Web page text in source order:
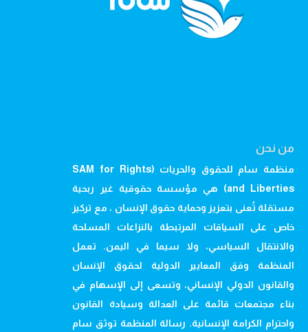
من نحن
منظمة سام للحقوق والحريات (SAM for Rights
and Liberties) هي مؤسسة حقوقية غير ربحية
مستقلة تُعنى بتعزيز وحماية حقوق الإنسان ، مع تركيز
خاص على السياقات المرتبطة بالنزاعات المسلحة
والانتقال السياسي، ولا سيما في اليمن. تعمل
المنظمة وفق المعايير الدولية لحقوق الإنسان
والقانون الدولي الإنساني، وتسعى إلى الإسهام في
بناء مجتمعات قائمة على العدالة وسيادة القانون
واحترام الكرامة الإنسانية. رسالة المنظمة توثق سام